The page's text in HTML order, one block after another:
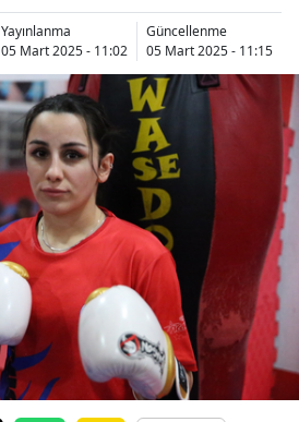
Aydın
Balıkesir
Bilecik
Bingöl
Bitlis
Bolu
Burdur
Bursa
Çanakkale
Yayınlanma
05 Mart 2025 - 11:02
Güncellenme
05 Mart 2025 - 11:15